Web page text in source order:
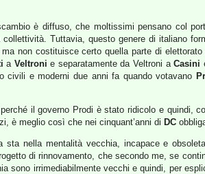
è diffuso, che moltissimi pensano col
Tuttavia, questo genere di italiano
non costituisce certo quella parte di
a Veltroni e separatamente da Veltroni aCasini
civili e moderni due anni fa quando votavano
il governo Prodi è stato ridicolo e quindi,
è meglio così che nei cinquant’anni di DC
nella mentalità vecchia, incapace e
di rinnovamento, che secondo me, se
sono irrimediabilmente vecchi e quindi, per